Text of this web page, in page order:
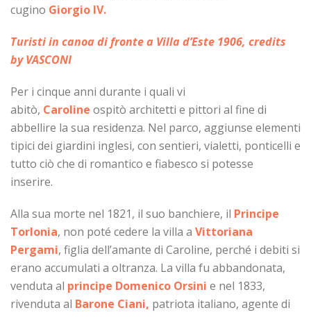
cugino Giorgio IV.
Turisti in canoa di fronte a Villa d’Este 1906, credits
by VASCONI
Per i cinque anni durante i quali vi
abitò, Caroline ospitò architetti e pittori al fine di
abbellire la sua residenza. Nel parco, aggiunse elementi
tipici dei giardini inglesi, con sentieri, vialetti, ponticelli e
tutto ciò che di romantico e fiabesco si potesse
inserire.
Alla sua morte nel 1821, il suo banchiere, il Principe
Torlonia, non poté cedere la villa a Vittoriana
Pergami, figlia dell’amante di Caroline, perché i debiti si
erano accumulati a oltranza. La villa fu abbandonata,
venduta al principe Domenico Orsini e nel 1833,
rivenduta al Barone Ciani, patriota italiano, agente di